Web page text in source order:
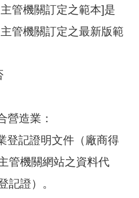
管機關訂定之範本]是
管機關訂定之最新版範
營造業：
登記證明文件（廠商得
管機關網站之資料代
記證）。